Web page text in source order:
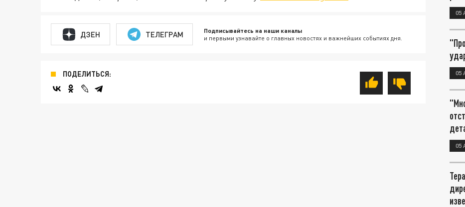
ДЗЕН ТЕЛЕГРАМ Подписывайтесь на наши каналы
и первыми узнавайте о главных новостях и важнейших событиях дня.
ПОДЕЛИТЬСЯ:
05
05
05